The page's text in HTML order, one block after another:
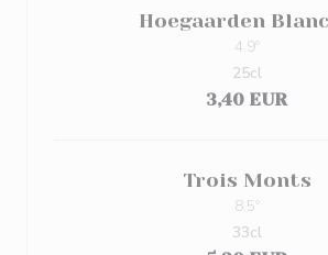
Hoegaarden
4.9º
3,40 EUR
25cl
Trois Monts
8.5º
33cl